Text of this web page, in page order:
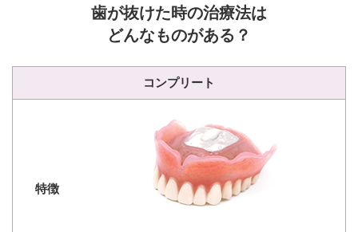
歯が抜けた時の治療法は
どんなものがある？
コンプリート